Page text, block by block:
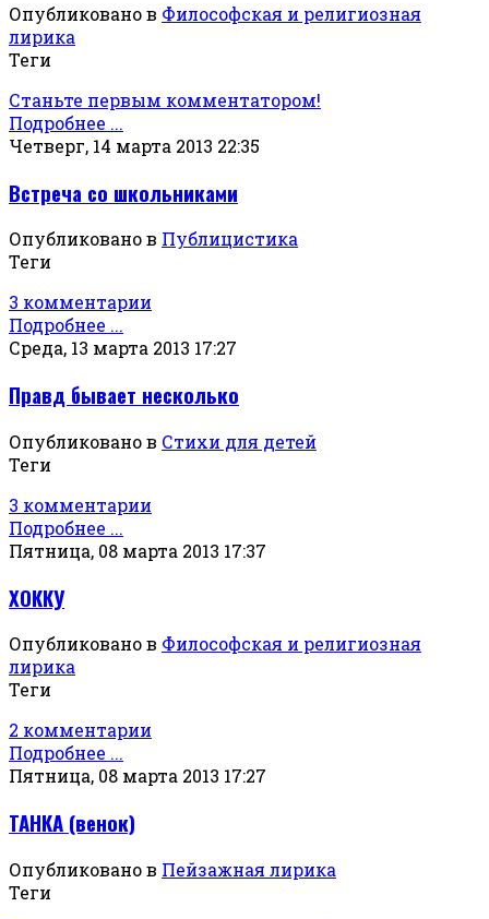
Опубликовано в Философская и религиозная
лирика
Теги
Станьте первым комментатором!
Подробнее ...
Четверг, 14 марта 2013 22:35
Встреча со школьниками
Опубликовано в Публицистика
Теги
3 комментарии
Подробнее ...
Среда, 13 марта 2013 17:27
Правд бывает несколько
Опубликовано в Стихи для детей
Теги
3 комментарии
Подробнее ...
Пятница, 08 марта 2013 17:37
ХОККУ
Опубликовано в Философская и религиозная
лирика
Теги
2 комментарии
Подробнее ...
Пятница, 08 марта 2013 17:27
ТАНКА (венок)
Опубликовано в Пейзажная лирика
Теги